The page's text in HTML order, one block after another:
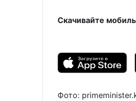
Скачивайте
Фото: